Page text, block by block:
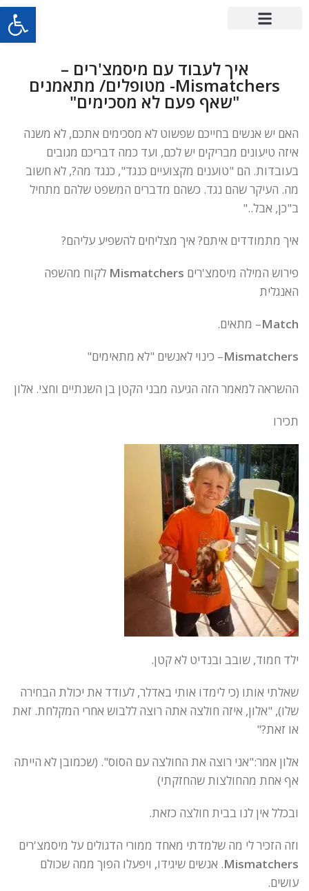
פתח
איך לעבוד עם מיסמצ'רים –
Mismatchers- מטופלים/ מתאמנים
"שאף פעם לא מסכימים"
האם יש אנשים בחייכם שפשוט לא מסכימים אתכם, לא משנה
איזה טיעונים מבריקים יש לכם, ועד כמה דבריכם מגובים
בעובדות. הם "טוענים מקצועיים כנגד", כנגד מה?, לא חשוב
מה. העיקר שהם נגד. כשהם מדברים המשפט שלהם מתחיל
ב"כן, אבל.."
איך מתמודדים איתם? איך מצליחים להשפיע עליהם?
פירוש המילה מיסמצ'רים Mismatchers לקוח מהשפה
האנגלית
Match– מתאים.
Mismatchers– כינוי לאנשים "לא מתאימים"
ההשראה למאמר הזה הגיעה מבני הקטן בן השנתיים וחצי. אלון
תכירו
ילד חמוד, שובב ובנדיט לא קטן.
שאלתי אותו (כי לימדו אותי באדלר, לעודד את יכולת הבחירה
שלו), "אלון, איזה חולצה אתה רוצה ללבוש אחרי המקלחת. זאת
או זאת?"
אלון אמר:"אני רוצה את החולצה עם הסוס". (שכמובן לא הייתה
אף אחת מהחולצות שהחזקתי)
ובכלל אין לנו בבית חולצה כזאת.
וזה הזכיר לי מה שלמדתי מאחד ממורי הדגולים על מיסמצ'רים
Mismatchers. אנשים שיגידו, ויפעלו הפוך ממה שכולם
עושים.